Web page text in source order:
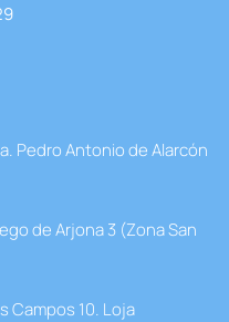
Pedro Antonio de Alarcón
de Arjona 3 (Zona San
Campos 10. Loja